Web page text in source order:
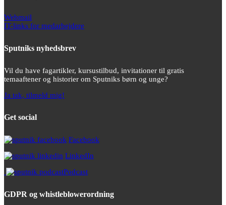
Webmail
IT-links for medarbejdere
Sputniks nyhedsbrev
Vil du have fagartikler, kursustilbud, invitationer til gratis
temaaftener og historier om Sputniks børn og unge?
Ja tak, tilmeld mig!
Get social
Facebook
LinkedIn
Podcast
GDPR og whistleblowerordning